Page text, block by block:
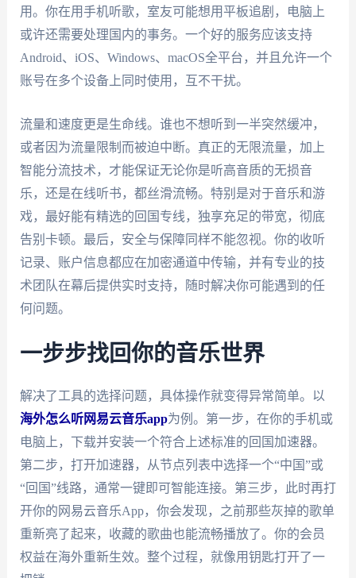
用。你在用手机听歌，室友可能想用平板追剧，电脑上
或许还需要处理国内的事务。一个好的服务应该支持
Android、iOS、Windows、macOS全平台，并且允许一个
账号在多个设备上同时使用，互不干扰。
流量和速度更是生命线。谁也不想听到一半突然缓冲，
或者因为流量限制而被迫中断。真正的无限流量，加上
智能分流技术，才能保证无论你是听高音质的无损音
乐，还是在线听书，都丝滑流畅。特别是对于音乐和游
戏，最好能有精选的回国专线，独享充足的带宽，彻底
告别卡顿。最后，安全与保障同样不能忽视。你的收听
记录、账户信息都应在加密通道中传输，并有专业的技
术团队在幕后提供实时支持，随时解决你可能遇到的任
何问题。
一步步找回你的音乐世界
解决了工具的选择问题，具体操作就变得异常简单。以
海外怎么听网易云音乐app为例。第一步，在你的手机或
电脑上，下载并安装一个符合上述标准的回国加速器。
第二步，打开加速器，从节点列表中选择一个“中国”或
“回国”线路，通常一键即可智能连接。第三步，此时再打
开你的网易云音乐App，你会发现，之前那些灰掉的歌单
重新亮了起来，收藏的歌曲也能流畅播放了。你的会员
权益在海外重新生效。整个过程，就像用钥匙打开了一